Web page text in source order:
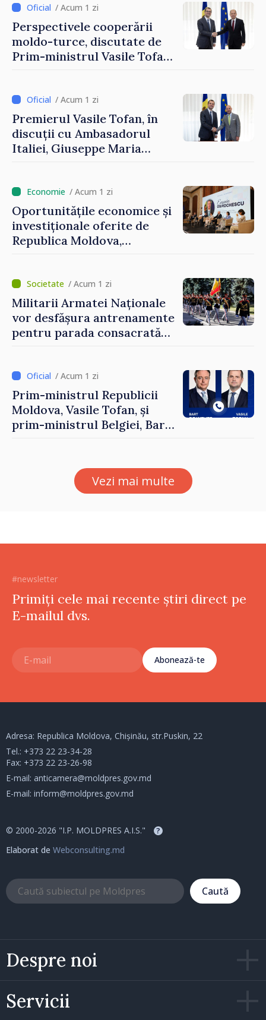
Reuniune la Moghiliov-
Podolsk
/ Acum 1 zi
Perspectivele cooperării
moldo-turce, discutate de
Prim-ministrul Vasile Tofan
/ Acum 1 zi
Premierul Vasile Tofan, în
discuții cu Ambasadorul
Italiei, Giuseppe Maria
/ Acum 1 zi
Oportunitățile economice și
investiționale oferite de
Republica Moldova,
Forumul Diasporei
/ Acum 1 zi
Militarii Armatei Naționale
vor desfășura antrenamente
pentru parada consacrată
/ Acum 1 zi
Prim-ministrul Republicii
Moldova, Vasile Tofan, și
prim-ministrul Belgiei, Bart
al Republicii Moldova.
Vezi mai multe
#newsletter
Primiți cele mai recente știri direct pe
E-mailul dvs.
Abonează-te
Despre noi
Servicii
Adresa: Republica Moldova, Chișinău, str.Puskin, 22
Tel.: +373 22 23-34-28
Fax: +373 22 23-26-98
E-mail: anticamera@moldpres.gov.md
E-mail: inform@moldpres.gov.md
© 2000-2026 "I.P. MOLDPRES A.I.S." ?
Elaborat de Webconsulting.md
Caută